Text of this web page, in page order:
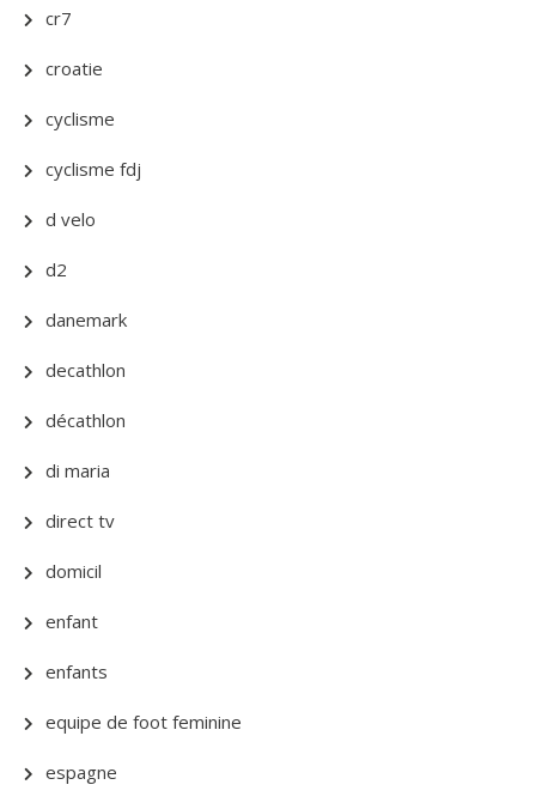
cr7
croatie
cyclisme
cyclisme fdj
d velo
d2
danemark
decathlon
décathlon
di maria
direct tv
domicil
enfant
enfants
equipe de foot feminine
espagne